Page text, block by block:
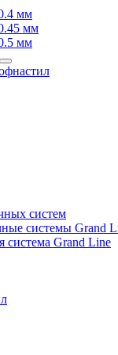
мм
мм
мм
систем
системы Grand
система Grand Line